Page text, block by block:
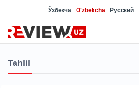
Ўзбекча O'zbekcha Русский
Tahlil